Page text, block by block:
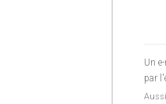
Un
par